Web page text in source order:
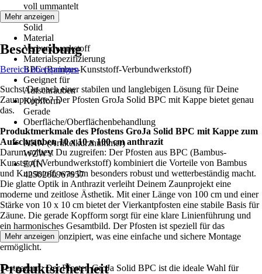
voll ummantelt
Serie
Solid
Material
Verbundwerkstoff
Materialspezifizierung
BPC (Bambus-Kunststoff-Verbundwerkstoff)
Geeignet für
Aufschrauben
Kopfform
Gerade
Oberfläche/Oberflächenbehandlung
-
AKN (Artikelkurznummer)
WZWY
EAN
4250260967957
Mehr anzeigen
Beschreibung
Bereich überspringen
Suchst Du nach einer stabilen und langlebigen Lösung für Deine
Zaunprojekte? Der Pfosten GroJa Solid BPC mit Kappe bietet genau
das.
Produktmerkmale des Pfostens GroJa Solid BPC mit Kappe zum
Aufschrauben 10 x 10 x 100 cm anthrazit
Darum solltest Du zugreifen: Der Pfosten aus BPC (Bambus-
Kunststoff-Verbundwerkstoff) kombiniert die Vorteile von Bambus
und Kunststoff, was ihn besonders robust und wetterbeständig macht.
Die glatte Optik in Anthrazit verleiht Deinem Zaunprojekt eine
moderne und zeitlose Ästhetik. Mit einer Länge von 100 cm und einer
Stärke von 10 x 10 cm bietet der Vierkantpfosten eine stabile Basis für
Zäune. Die gerade Kopfform sorgt für eine klare Linienführung und
ein harmonisches Gesamtbild. Der Pfosten ist speziell für das
Aufschrauben konzipiert, was eine einfache und sichere Montage
ermöglicht.
Festgezurrt: Der Pfosten GroJa Solid BPC ist die ideale Wahl für
Mehr anzeigen
Produktsicherheit